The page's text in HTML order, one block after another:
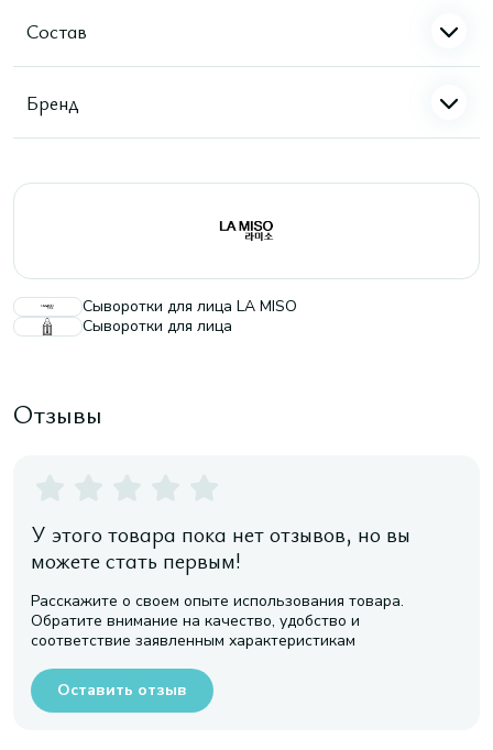
Состав
Бренд
Сыворотки для лица LA MISO
Сыворотки для лица
Отзывы
У этого товара пока нет отзывов, но вы
можете стать первым!
Расскажите о своем опыте использования товара.
Обратите внимание на качество, удобство и
соответствие заявленным характеристикам
Оставить отзыв